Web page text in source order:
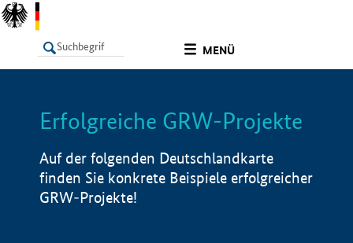
MENÜ
LISTE Info
Erfolgreiche GRW-Projekte
Auf der folgenden Deutschlandkarte
finden Sie konkrete Beispiele erfolgreicher
GRW-Projekte!